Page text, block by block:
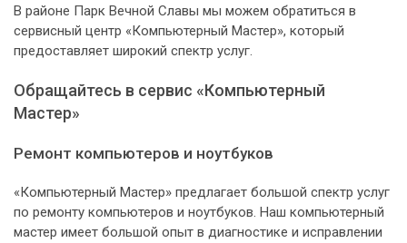
В районе Парк Вечной Славы мы можем обратиться в
сервисный центр «Компьютерный Мастер», который
предоставляет широкий спектр услуг.
Обращайтесь в сервис «Компьютерный
Мастер»
Ремонт компьютеров и ноутбуков
«Компьютерный Мастер» предлагает большой спектр услуг
по ремонту компьютеров и ноутбуков. Наш компьютерный
мастер имеет большой опыт в диагностике и исправлении